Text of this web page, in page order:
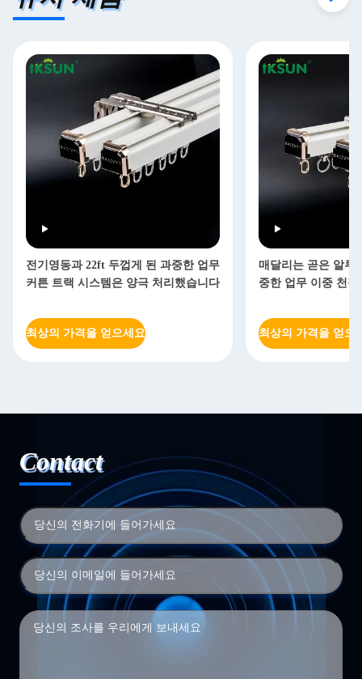
전기영동과 22ft 두껍게 된 과중한 업무
커튼 트랙 시스템은 양극 처리했습니다
최상의 가격을 얻으세요
매달리는 곧은 알루
중한 업무 이중 천장
최상의 가격을 얻으
Contact